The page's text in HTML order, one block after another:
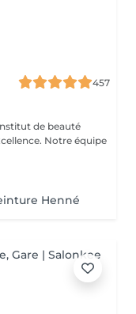
457
de beauté
équipe
Henné